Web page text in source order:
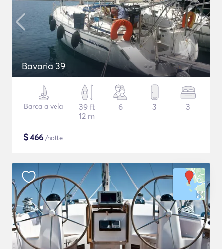
Bavaria 39
Barca a vela
39 ft
12 m
6 3 3
$466 /notte